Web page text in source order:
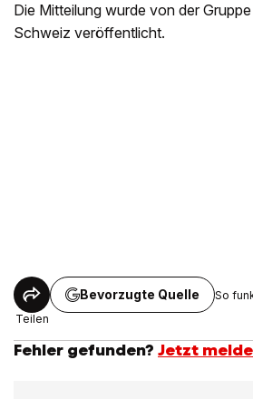
Die Mitteilung wurde von der
Schweiz veröffentlicht.
Teilen
Bevorzugte Quelle So
Fehler gefunden? Jetzt